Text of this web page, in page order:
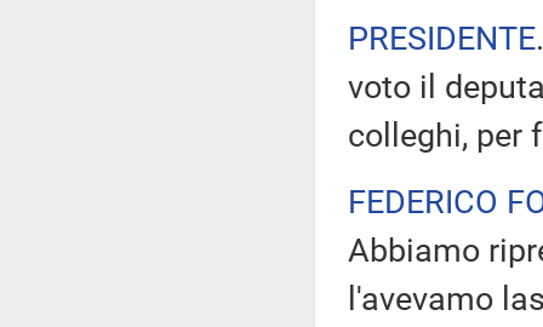
PRESIDENTE
voto il
colleghi, per
FEDERICO
Abbiamo
l'avevamo